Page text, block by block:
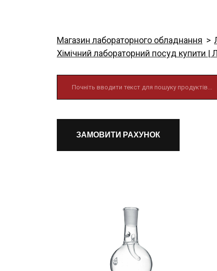
Магазин лабораторного обладнання
Хімічний лабораторний посуд купити |
ЗАМОВИТИ РАХУНОК